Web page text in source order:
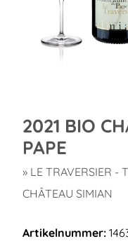
2021 BIO
PAPE
» LE TRAVERSIER -
CHÂTEAU SIMIAN
Artikelnummer: